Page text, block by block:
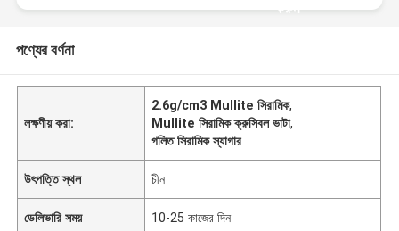
করুন
পণ্যের বর্ণনা
লক্ষণীয় করা:
2.6g/cm3 Mullite সিরামিক,
Mullite সিরামিক ক্রুসিবল ভাটা,
গলিত সিরামিক স্যাগার
উৎপত্তি স্থল চীন
ডেলিভারি সময় 10-25 কাজের দিন